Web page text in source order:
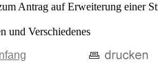
Antrag auf Erweiterung einer
und Verschiedenes